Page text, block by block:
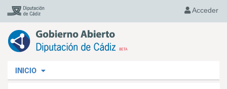
Acceder
INICIO